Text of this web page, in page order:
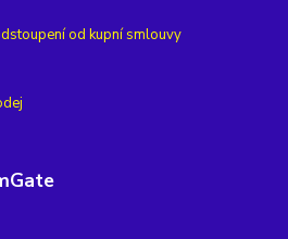
od kupní smlouvy